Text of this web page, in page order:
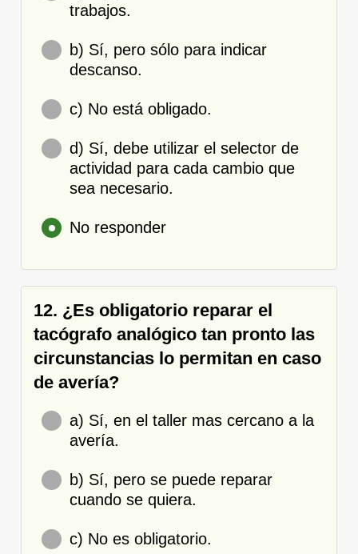
trabajos.
b) Sí, pero sólo para indicar
descanso.
c) No está obligado.
d) Sí, debe utilizar el selector de
actividad para cada cambio que
sea necesario.
No responder
12. ¿Es obligatorio reparar el
tacógrafo analógico tan pronto las
circunstancias lo permitan en caso
de avería?
a) Sí, en el taller mas cercano a la
avería.
b) Sí, pero se puede reparar
cuando se quiera.
c) No es obligatorio.